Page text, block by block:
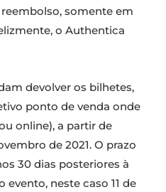
somente em
o Authentica
devolver os bilhetes,
ponto de venda onde
online), a partir de
de 2021. O prazo
30 dias posteriores à
neste caso 11 de